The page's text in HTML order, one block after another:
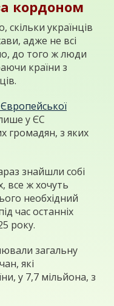
кордоном
скільки українців
адже не всі
до того ж люди
країни з
у ЄС
громадян, з яких
знайшли собі
все ж хочуть
необхідний
час останніх
року.
загальну
які
у 7,7 мільйона, з